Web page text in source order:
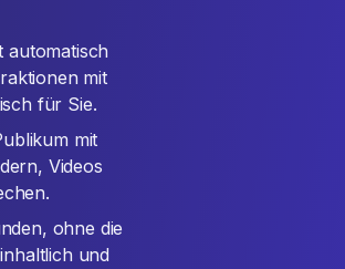
automatisch
mit
für Sie.
mit
Videos
ohne die
und